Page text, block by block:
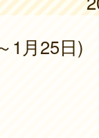
1月25日)